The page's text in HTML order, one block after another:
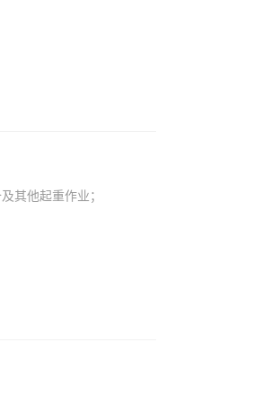
其他起重作业；